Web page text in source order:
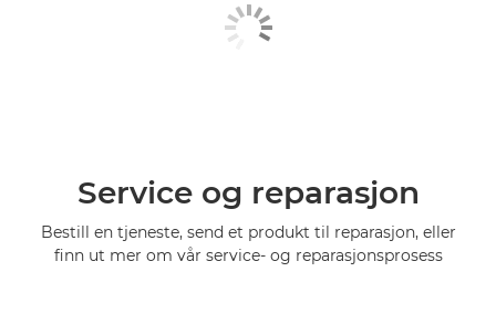
Service og reparasjon
Bestill en tjeneste, send et produkt til reparasjon, eller
finn ut mer om vår service- og reparasjonsprosess